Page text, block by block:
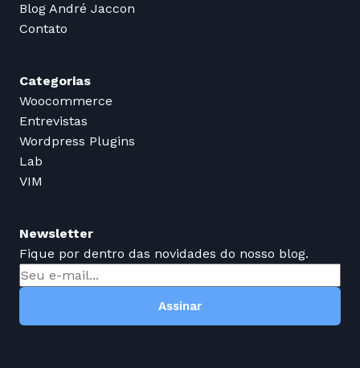
Blog André Jaccon
Contato
Categorias
Woocommerce
Entrevistas
Wordpress Plugins
Lab
VIM
Newsletter
Fique por dentro das novidades do nosso blog.
Assinar